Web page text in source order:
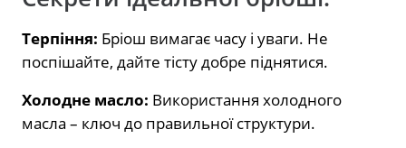
Терпіння: Бріош вимагає часу і уваги. Не
поспішайте, дайте тісту добре піднятися.
Холодне масло: Використання холодного
масла – ключ до правильної структури.